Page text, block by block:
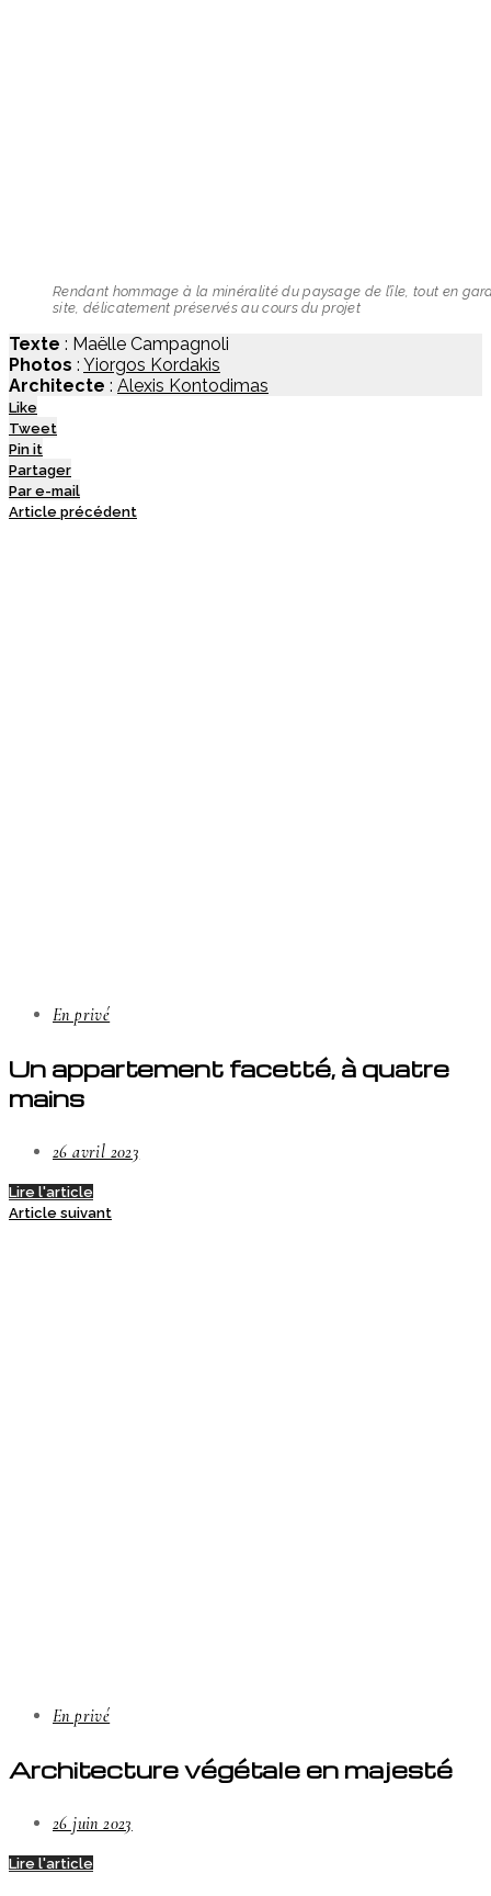
Rendant hommage à la minéralité du paysage de l’île, tout en
site, délicatement préservés au cours du projet
Texte : Maëlle Campagnoli
Photos : Yiorgos Kordakis
Architecte : Alexis Kontodimas
Like
Tweet
Pin it
Partager
Par e-mail
Article précédent
En privé
Un appartement facetté, à quatre
mains
26 avril 2023
Lire l'article
Article suivant
En privé
Architecture végétale en majesté
26 juin 2023
Lire l'article